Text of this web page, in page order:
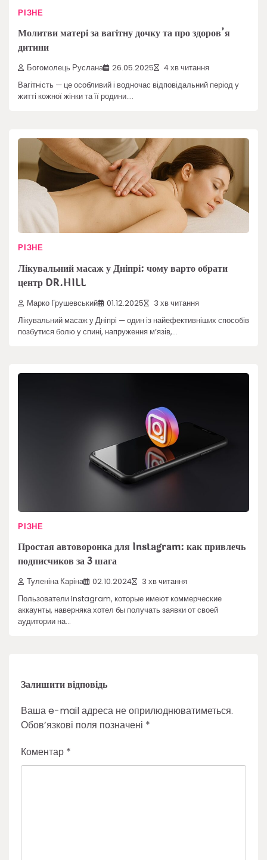
РІЗНЕ
Молитви матері за вагітну дочку та про здоров’я
дитини
Богомолець Руслана 26.05.2025 4 хв читання
Вагітність — це особливий і водночас відповідальний період у
житті кожної жінки та її родини.…
РІЗНЕ
Лікувальний масаж у Дніпрі: чому варто обрати
центр DR.HILL
Марко Грушевський 01.12.2025 3 хв читання
Лікувальний масаж у Дніпрі — один із найефективніших способів
позбутися болю у спині, напруження м’язів,…
РІЗНЕ
Простая автоворонка для Instagram: как привлечь
подписчиков за 3 шага
Туленіна Каріна 02.10.2024 3 хв читання
Пользователи Instagram, которые имеют коммерческие
аккаунты, наверняка хотел бы получать заявки от своей
аудитории на…
Залишити відповідь
Ваша e-mail адреса не оприлюднюватиметься.
Обов’язкові поля позначені *
Коментар *